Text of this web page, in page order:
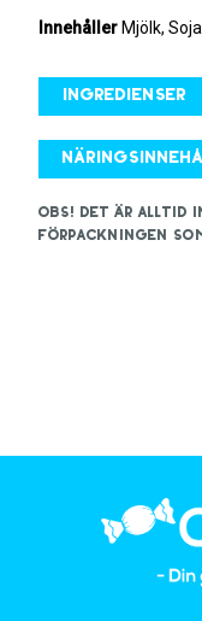
Innehåller Mjölk,
Ingredienser
OBS! Det är alltid
förpackningen